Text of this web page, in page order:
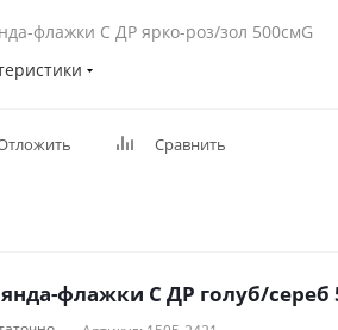
флажки С ДР ярко-роз/зол 500смG
Сравнить
флажки С ДР голуб/сереб